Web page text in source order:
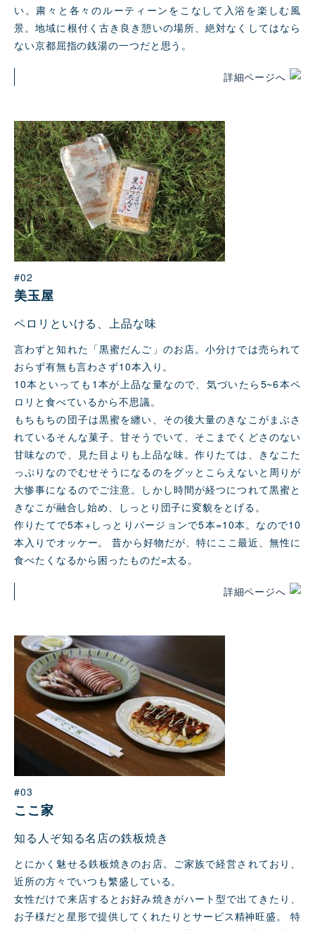
い。粛々と各々のルーティーンをこなして入浴を楽しむ風
景。地域に根付く古き良き憩いの場所、絶対なくしてはなら
ない京都屈指の銭湯の一つだと思う。
詳細ページへ
#02
美玉屋
ペロリといける、上品な味
言わずと知れた「黒蜜だんご」のお店。小分けでは売られて
おらず有無も言わさず10本入り。
10本といっても1本が上品な量なので、気づいたら5~6本ペ
ロリと⻝べているから不思議。
もちもちの団子は黒蜜を纏い、その後大量のきなこがまぶさ
れているそんな菓子。甘そうでいて、そこまでくどさのない
甘味なので、見た目よりも上品な味。作りたては、きなこた
っぷりなのでむせそうになるのをグッとこらえないと周りが
大惨事になるのでご注意。しかし時間が経つにつれて黒蜜と
きなこが融合し始め、しっとり団子に変貌をとげる。
作りたてで5本+しっとりバージョンで5本=10本。なので10
本入りでオッケー。 昔から好物だが、特にここ最近、無性に
⻝べたくなるから困ったものだ=太る。
詳細ページへ
#03
ここ家
知る人ぞ知る名店の鉄板焼き
とにかく魅せる鉄板焼きのお店。ご家族で経営されており、
近所の方々でいつも繁盛している。
女性だけで来店するとお好み焼きがハート型で出てきたり、
お子様だと星形で提供してくれたりとサービス精神旺盛。 特